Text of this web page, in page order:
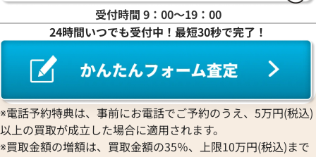
受付時間 9：00〜19：00
24時間いつでも受付中！最短30秒で完了！
※電話予約特典は、事前にお電話でご予約のうえ、5万円(税込)
以上の買取が成立した場合に適用されます。
※買取金額の増額は、買取金額の35％、上限10万円(税込)まで